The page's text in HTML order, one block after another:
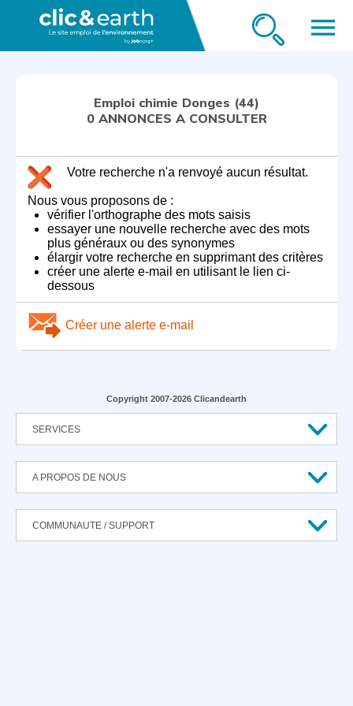
menu
Emploi chimie Donges (44)
0 ANNONCES A CONSULTER
Votre recherche n'a renvoyé aucun résultat.
Nous vous proposons de :
vérifier l'orthographe des mots saisis
essayer une nouvelle recherche avec des mots
plus généraux ou des synonymes
élargir votre recherche en supprimant des critères
créer une alerte e-mail en utilisant le lien ci-
dessous
Créer une alerte e-mail
Copyright 2007-2026 Clicandearth
SERVICES
A PROPOS DE NOUS
COMMUNAUTE / SUPPORT